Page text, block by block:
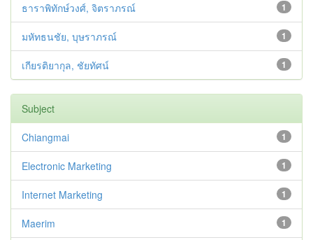
1
ธาราพิทักษ์วงศ์, จิตราภรณ์
1
มหัทธนชัย, บุษราภรณ์
1
เกียรติยากุล, ชัยทัศน์
Subject
1
Chiangmai
1
Electronic Marketing
1
Internet Marketing
1
Maerim